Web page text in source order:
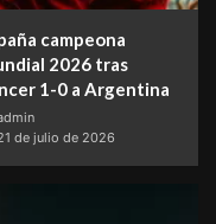
campeona
2026 tras
1-0 a Argentina
de julio de 2026